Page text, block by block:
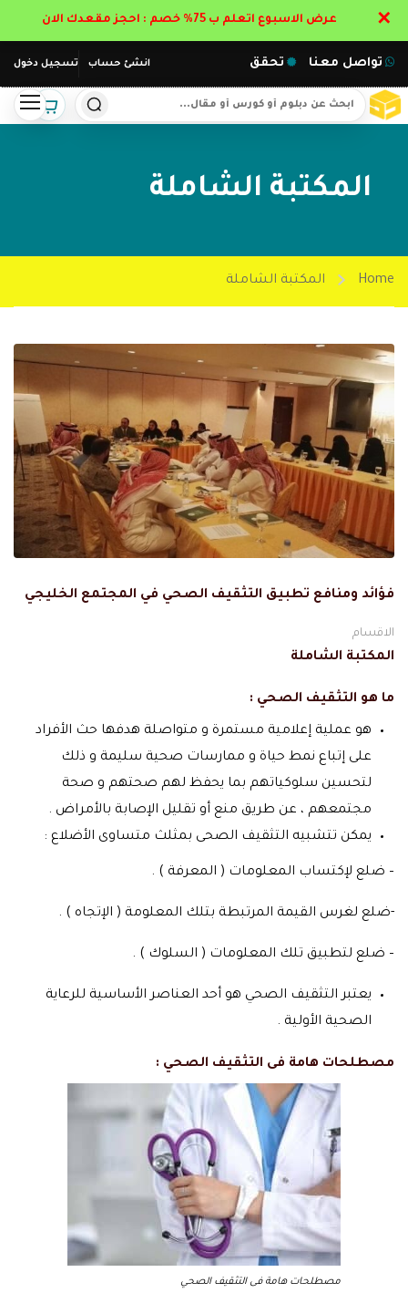
انشئ حساب تسجيل دخول تواصل معنا تحقق
المكتبة الشاملة
Home المكتبة الشاملة
فؤائد ومنافع تطبيق التثقيف الصحي في المجتمع الخليجي
الاقسام
المكتبة الشاملة
ما هو التثقيف الصحي :
هو عملية إعلامية مستمرة و متواصلة هدفها حث الأفراد
على إتباع نمط حياة و ممارسات صحية سليمة و ذلك
لتحسين سلوكياتهم بما يحفظ لهم صحتهم و صحة
مجتمعهم ، عن طريق منع أو تقليل الإصابة بالأمراض .
يمكن تتشبيه التثقيف الصحى بمثلث متساوى الأضلاع :
– ضلع لإكتساب المعلومات ( المعرفة ) .
-ضلع لغرس القيمة المرتبطة بتلك المعلومة ( الإتجاه ) .
– ضلع لتطبيق تلك المعلومات ( السلوك ) .
يعتبر التثقيف الصحي هو أحد العناصر الأساسية للرعاية
الصحية الأولية .
مصطلحات هامة فى التثقيف الصحي :
مصطلحات هامة فى التثقيف الصحي
عرض الاسبوع اتعلم ب 75% خصم : احجز مقعدك الان ✕